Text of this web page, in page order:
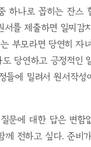
하나로 꼽히는 잔스
서를 제출하면 일찌
부모라면 당연히 자
당연하고 긍정적인
에 밀려서 원서작성
문에 대한 답은 변함
께 전하고 싶다. 준비